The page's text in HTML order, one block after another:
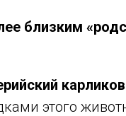
близким
этого